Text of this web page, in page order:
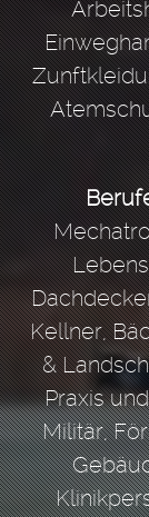
Kellner,
&
Praxis
Militär,